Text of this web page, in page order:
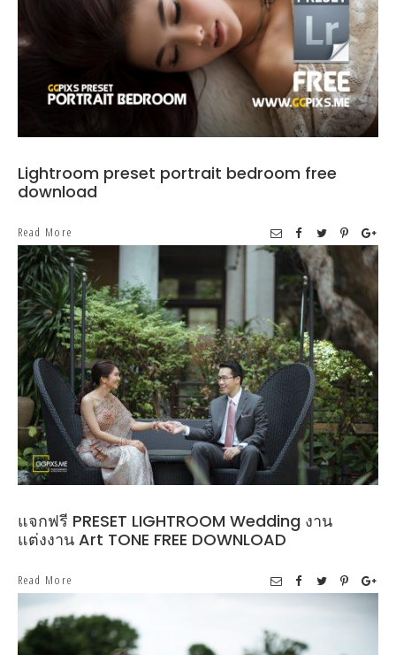
Lightroom preset portrait bedroom free
download
Read More
แจกฟรี PRESET LIGHTROOM Wedding งาน
แต่งงาน Art TONE FREE DOWNLOAD
Read More